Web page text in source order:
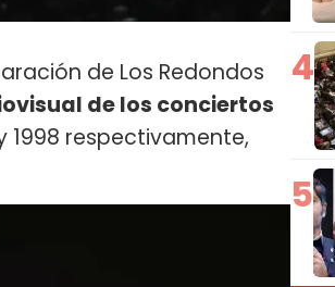
de Los Redondos
de los conciertos
1998 respectivamente,
4
5